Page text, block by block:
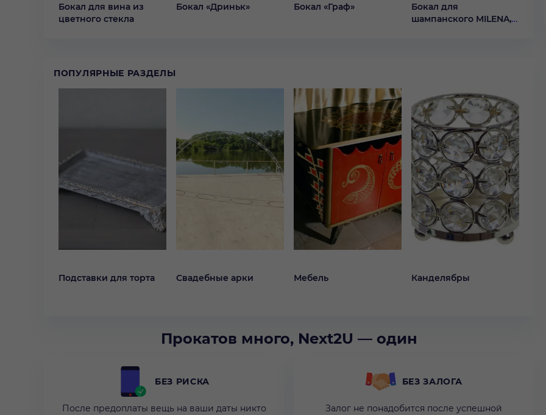
Бокал для вина из
цветного стекла
Бокал «Дриньк»
Бокал «Граф»
Бокал для
шампанского MILENA,
ПОПУЛЯРНЫЕ РАЗДЕЛЫ
Подставки для торта Свадебные арки Мебель Канделябры
Прокатов много, Next2U — один
БЕЗ РИСКА
После предоплаты вещь на ваши даты никто
БЕЗ ЗАЛОГА
Залог не понадобится после успешной